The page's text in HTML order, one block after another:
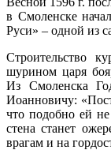
в Смоленске
Руси» – одной из
Строительство
шурином царя
Из Смоленска
Иоанновичу:
что подобно ей
стена станет
врагам и на